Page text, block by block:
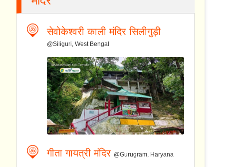
सेवोकेश्वरी काली मंदिर सिलीगुड़ी
@Siliguri, West Bengal
गीता गायत्री मंदिर @Gurugram, Haryana